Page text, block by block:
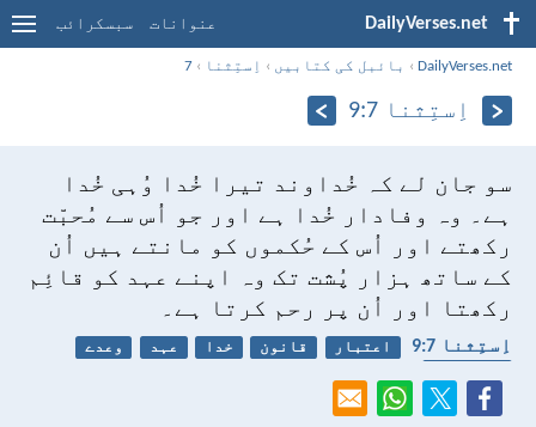
DailyVerses.net عنوانات سبسکرائب
DailyVerses.net
› بائبل کی کتابیں › اِستِثنا ›
7
اِستِثنا 7:‏9
سو جان لے کہ خُداوند تیرا خُدا وُہی خُدا
ہے۔ وہ وفادار خُدا ہے اور جو اُس سے مُحبّت
رکھتے اور اُس کے حُکموں کو مانتے ہیں اُن
کے ساتھ ہزار پُشت تک وہ اپنے عہد کو قائِم
رکھتا اور اُن پر رحم کرتا ہے۔
اِستِثنا 7:‏9 اعتبار قانون خدا عہد
وعدے